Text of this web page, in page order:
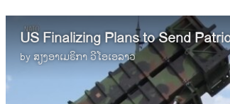
byສຽງອາເມຣິກາ ວີໂອເອລາວ